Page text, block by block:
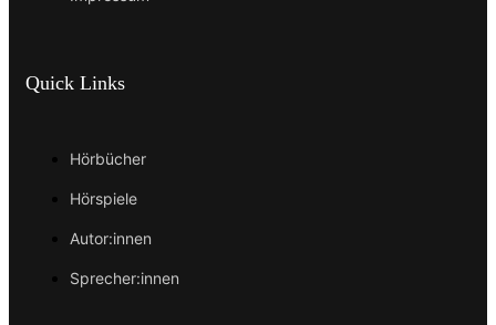
Quick Links
Hörbücher
Hörspiele
Autor:innen
Sprecher:innen